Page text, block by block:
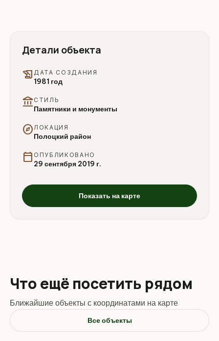
Детали объекта
history_edu ДАТА СОЗДАНИЯ
1981 год
account_balance СТИЛЬ
Памятники и монументы
explore ЛОКАЦИЯ
Полоцкий район
calendar_today ОПУБЛИКОВАНО
29 сентября 2019 г.
Показать на карте
Что ещё посетить рядом
Ближайшие объекты с координатами на карте
Все объекты